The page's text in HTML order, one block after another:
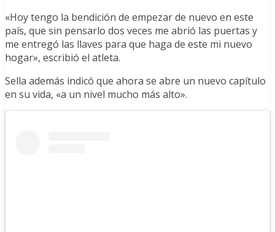
«Hoy tengo la bendición de empezar de nuevo en este
país, que sin pensarlo dos veces me abrió las puertas y
me entregó las llaves para que haga de este mi nuevo
hogar», escribió el atleta.
Sella además indicó que ahora se abre un nuevo capítulo
en su vida, «a un nivel mucho más alto».